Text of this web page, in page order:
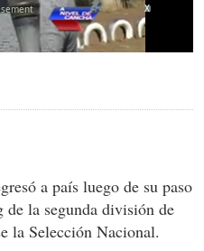
X
a país luego de su paso
la segunda división de
la Selección Nacional.